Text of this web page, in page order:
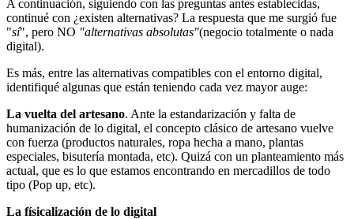
A continuación, siguiendo con las preguntas antes establecidas,
continué con ¿existen alternativas? La respuesta que me surgió fue
"sí", pero NO "alternativas absolutas"(negocio totalmente o nada
digital).
Es más, entre las alternativas compatibles con el entorno digital,
identifiqué algunas que están teniendo cada vez mayor auge:
La vuelta del artesano. Ante la estandarización y falta de
humanización de lo digital, el concepto clásico de artesano vuelve
con fuerza (productos naturales, ropa hecha a mano, plantas
especiales, bisutería montada, etc). Quizá con un planteamiento más
actual, que es lo que estamos encontrando en mercadillos de todo
tipo (Pop up, etc).
La físicalización de lo digital